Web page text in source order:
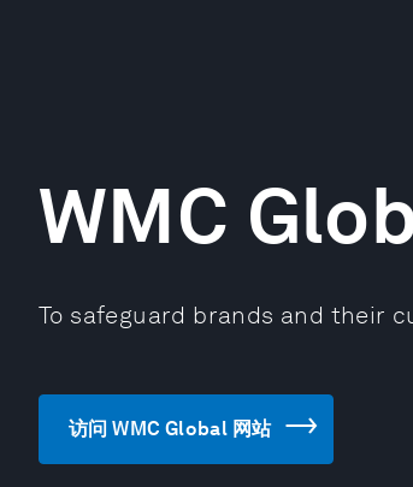
WMC
To safeguard brands and their
访问 WMC Global 网站